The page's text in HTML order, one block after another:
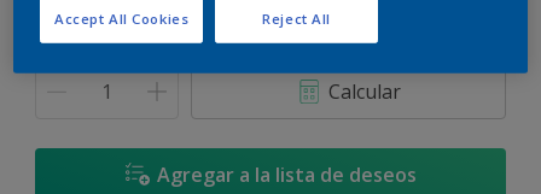
Cantidad Calculadora de pintura
Calcular
Agregar a la lista de deseos
Reject All
Accept All Cookies